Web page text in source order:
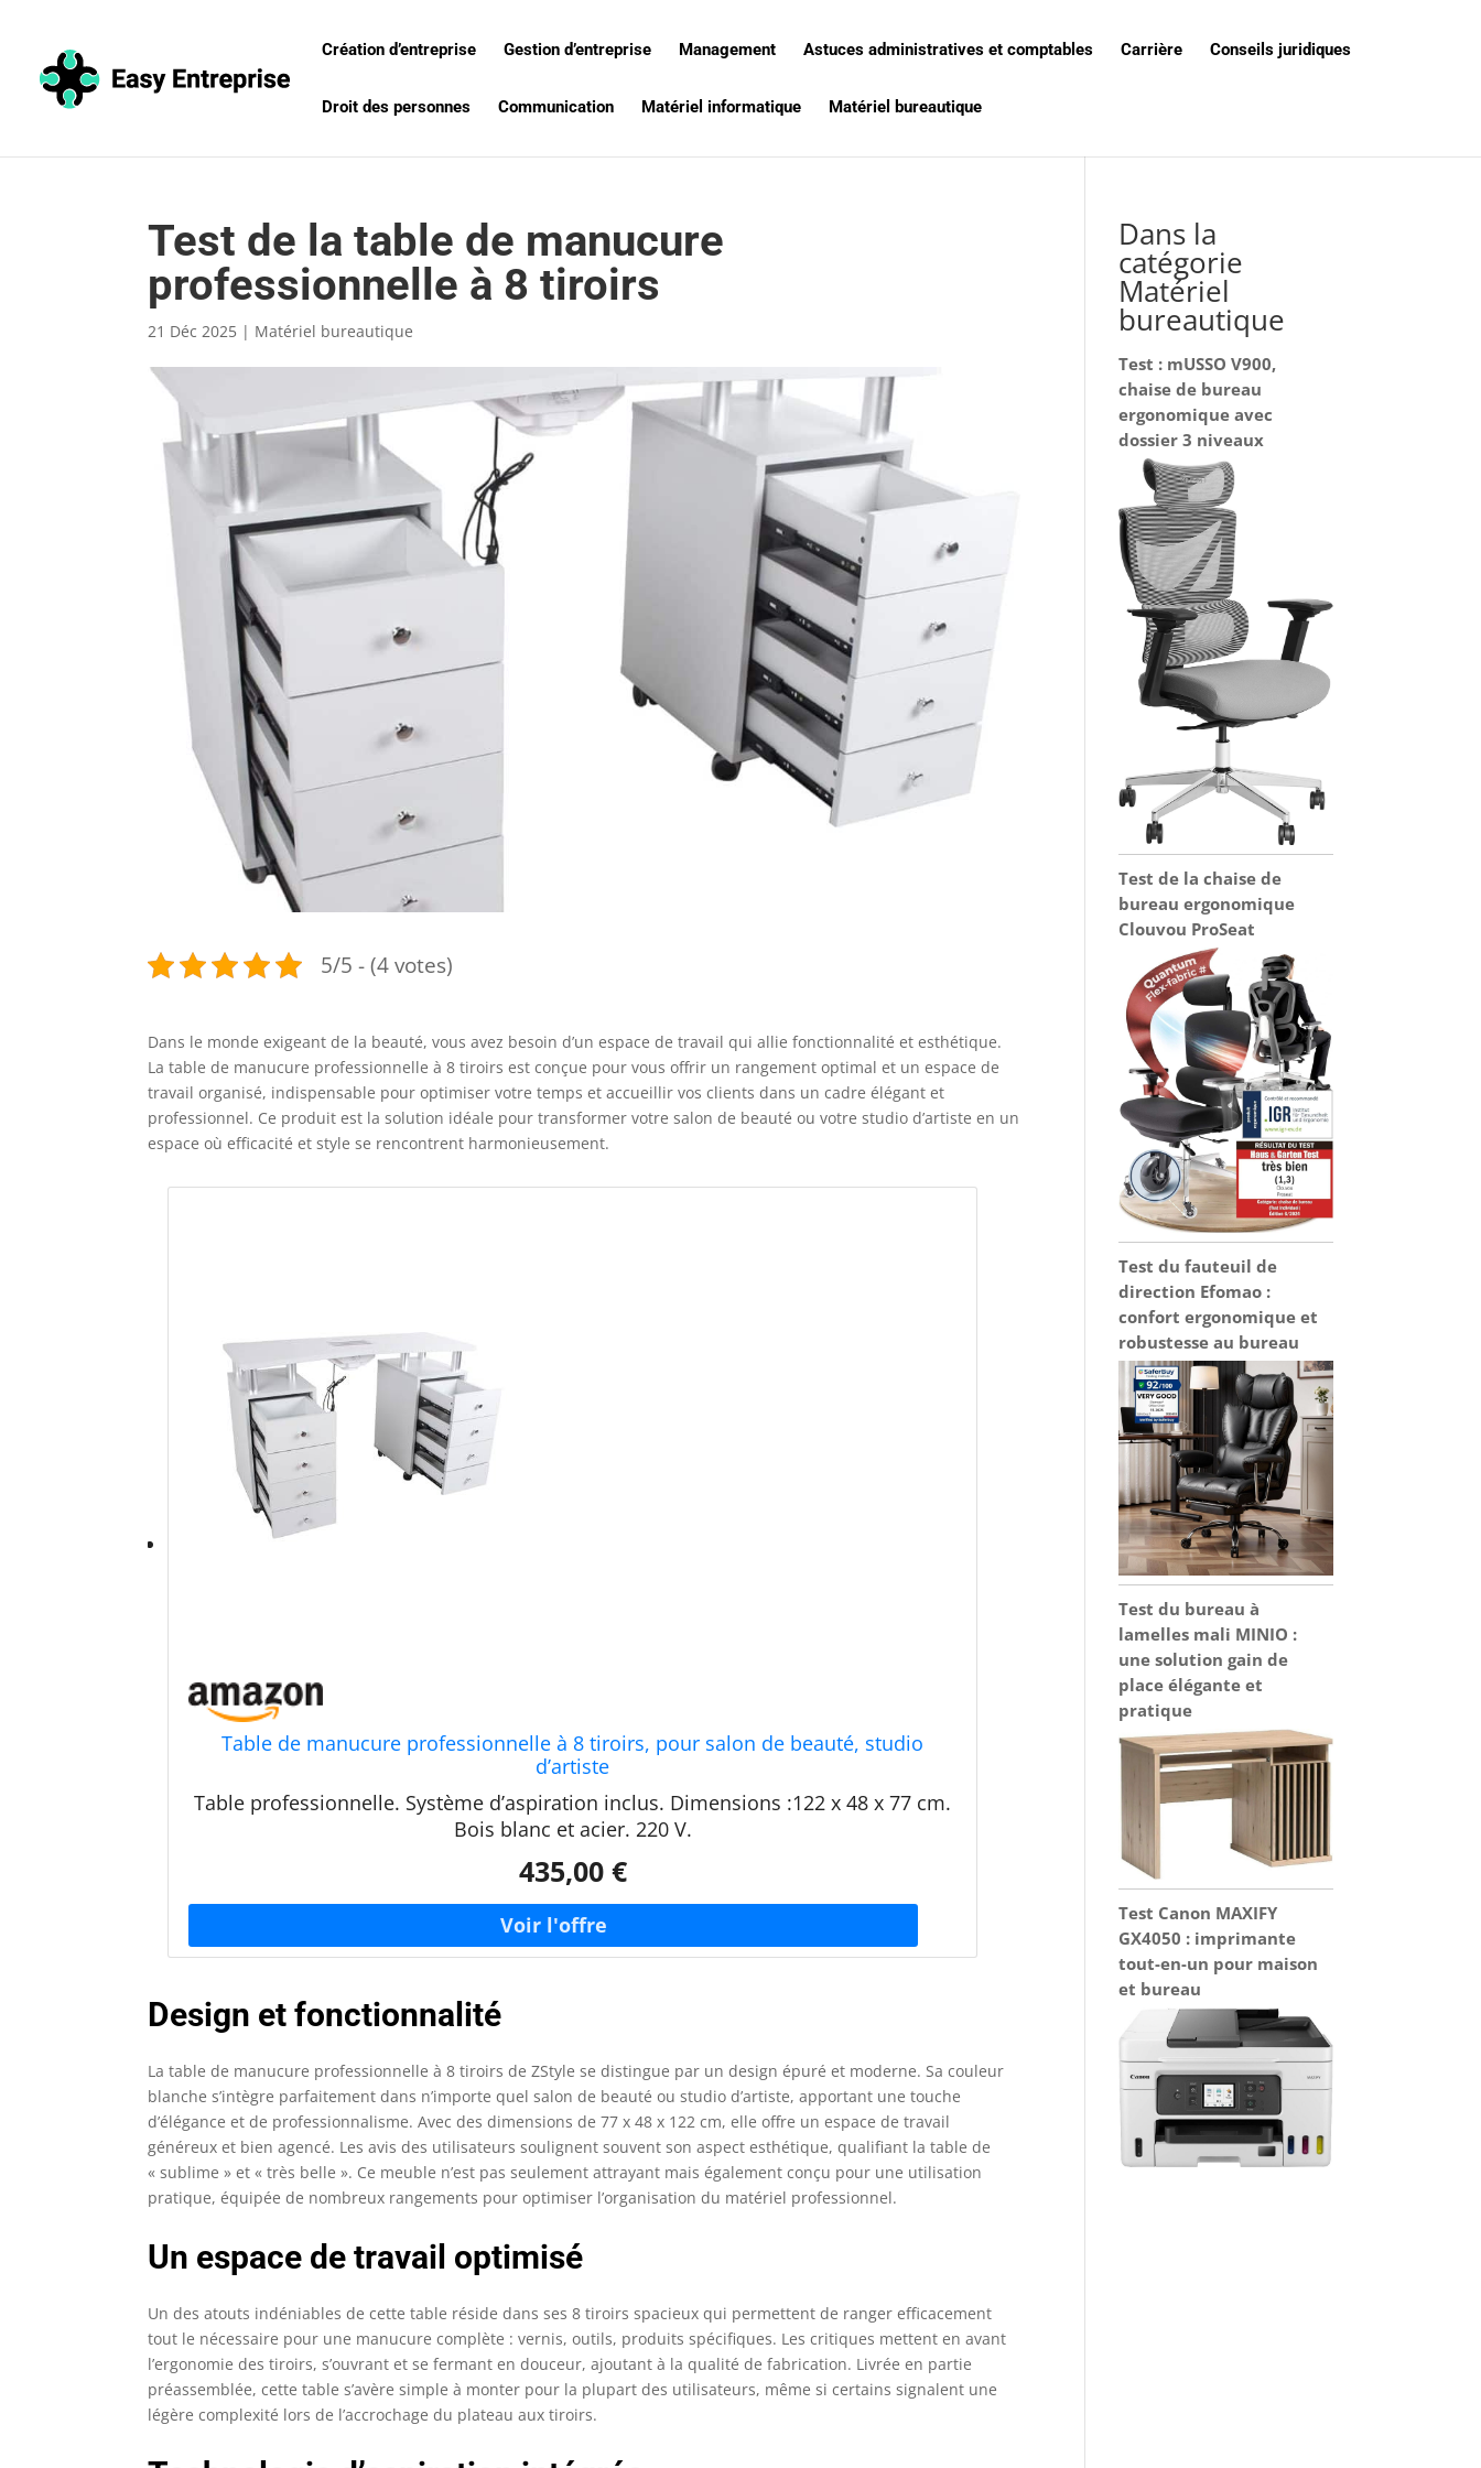
Création d’entreprise Gestion d’entreprise Management Astuces administratives et comptables Carrière Conseils juridiques
Droit des personnes Communication Matériel informatique Matériel bureautique
Test de la table de manucure
professionnelle à 8 tiroirs
21 Déc 2025 | Matériel bureautique
5/5 - (4 votes)
Dans le monde exigeant de la beauté, vous avez besoin d’un espace de travail qui allie fonctionnalité et esthétique.
La table de manucure professionnelle à 8 tiroirs est conçue pour vous offrir un rangement optimal et un espace de
travail organisé, indispensable pour optimiser votre temps et accueillir vos clients dans un cadre élégant et
professionnel. Ce produit est la solution idéale pour transformer votre salon de beauté ou votre studio d’artiste en un
espace où efficacité et style se rencontrent harmonieusement.
Table de manucure professionnelle à 8 tiroirs, pour salon de beauté, studio
d’artiste
Table professionnelle. Système d’aspiration inclus. Dimensions :122 x 48 x 77 cm.
Bois blanc et acier. 220 V.
435,00 €
Design et fonctionnalité
La table de manucure professionnelle à 8 tiroirs de ZStyle se distingue par un design épuré et moderne. Sa couleur
blanche s’intègre parfaitement dans n’importe quel salon de beauté ou studio d’artiste, apportant une touche
d’élégance et de professionnalisme. Avec des dimensions de 77 x 48 x 122 cm, elle offre un espace de travail
généreux et bien agencé. Les avis des utilisateurs soulignent souvent son aspect esthétique, qualifiant la table de
« sublime » et « très belle ». Ce meuble n’est pas seulement attrayant mais également conçu pour une utilisation
pratique, équipée de nombreux rangements pour optimiser l’organisation du matériel professionnel.
Un espace de travail optimisé
Un des atouts indéniables de cette table réside dans ses 8 tiroirs spacieux qui permettent de ranger efficacement
tout le nécessaire pour une manucure complète : vernis, outils, produits spécifiques. Les critiques mettent en avant
l’ergonomie des tiroirs, s’ouvrant et se fermant en douceur, ajoutant à la qualité de fabrication. Livrée en partie
préassemblée, cette table s’avère simple à monter pour la plupart des utilisateurs, même si certains signalent une
légère complexité lors de l’accrochage du plateau aux tiroirs.
Dans la
catégorie
Matériel
bureautique
Test : mUSSO V900,
chaise de bureau
ergonomique avec
dossier 3 niveaux
Test de la chaise de
bureau ergonomique
Clouvou ProSeat
Test du fauteuil de
direction Efomao :
confort ergonomique et
robustesse au bureau
Test du bureau à
lamelles mali MINIO :
une solution gain de
place élégante et
pratique
Test Canon MAXIFY
GX4050 : imprimante
tout-en-un pour maison
et bureau